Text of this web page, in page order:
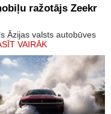
ražotājs Zeekr
Āzijas valsts autobūves
VAIRĀK